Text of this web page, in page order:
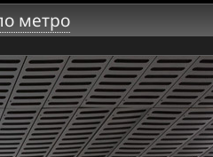
метро